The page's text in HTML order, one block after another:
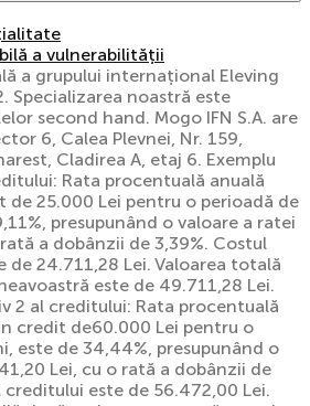
a vulnerabilității
a grupului internațional Eleving
Specializarea noastră este
second hand. Mogo IFN S.A. are
6, Calea Plevnei, Nr. 159,
Cladirea A, etaj 6. Exemplu
Rata procentuală anuală
de 25.000 Lei pentru o perioadă de
presupunând o valoare a ratei
a dobânzii de 3,39%. Costul
24.711,28 Lei. Valoarea totală
este de 49.711,28 Lei.
2 al creditului: Rata procentuală
credit de60.000 Lei pentru o
este de 34,44%, presupunând o
Lei, cu o rată a dobânzii de
este de 56.472,00 Lei.